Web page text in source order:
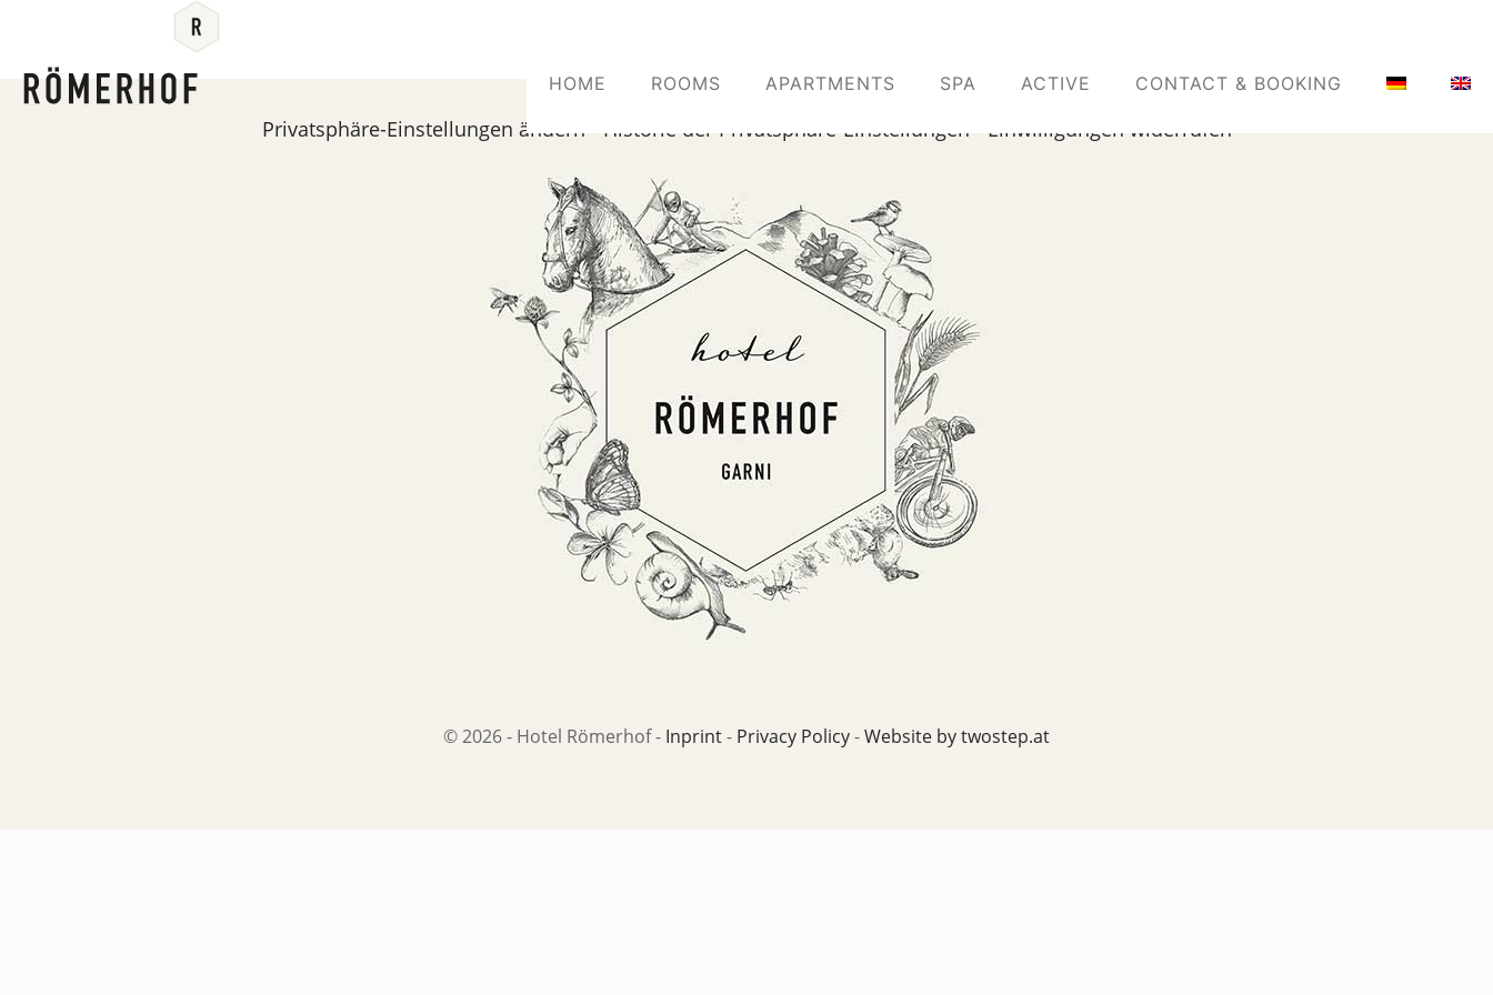
HOME ROOMS APARTMENTS SPA ACTIVE CONTACT & BOOKING
Privatsphäre-Einstellungen ändern Historie der Privatsphäre-Einstellungen Einwilligungen widerrufen
© 2026 - Hotel Römerhof - Inprint- Privacy Policy-Website by twostep.at